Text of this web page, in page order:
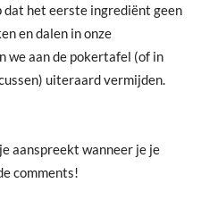
het eerste ingrediënt geen
en dalen in onze
we aan de pokertafel (of in
uiteraard vermijden.
aanspreekt wanneer je je
comments!